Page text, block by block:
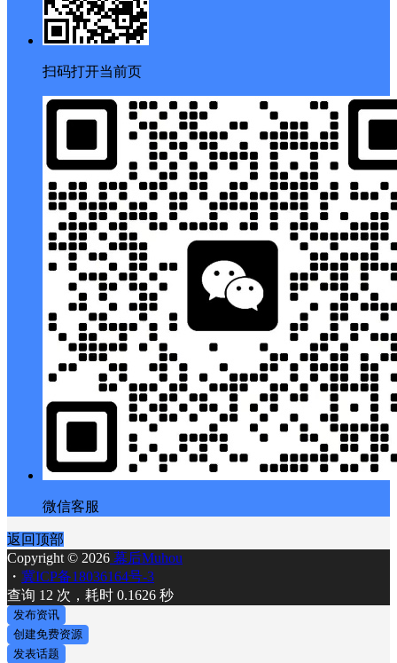
扫码打开当前页
微信客服
返回顶部
Copyright © 2026 幕后Muhou
・ 冀ICP备18036164号-3
查询 12 次，耗时 0.1626 秒
发布资讯
创建免费资源
发表话题